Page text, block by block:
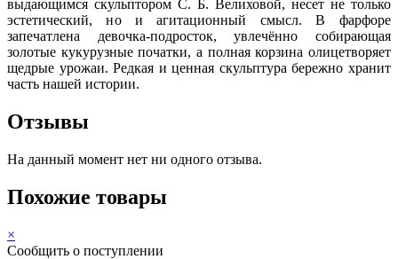
выдающимся скульптором С. Б. Велиховой, несет не только
эстетический, но и агитационный смысл. В фарфоре
запечатлена девочка-подросток, увлечённо собирающая
золотые кукурузные початки, а полная корзина олицетворяет
щедрые урожаи. Редкая и ценная скульптура бережно хранит
часть нашей истории.
Отзывы
На данный момент нет ни одного отзыва.
Похожие товары
×
Сообщить о поступлении